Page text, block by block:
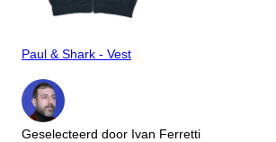
Paul & Shark - Vest
Geselecteerd door Ivan Ferretti